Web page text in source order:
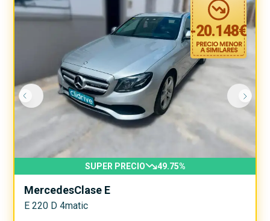
-20.148€
SUPER PRECIO 49.75%
MercedesClase E
E 220 D 4matic